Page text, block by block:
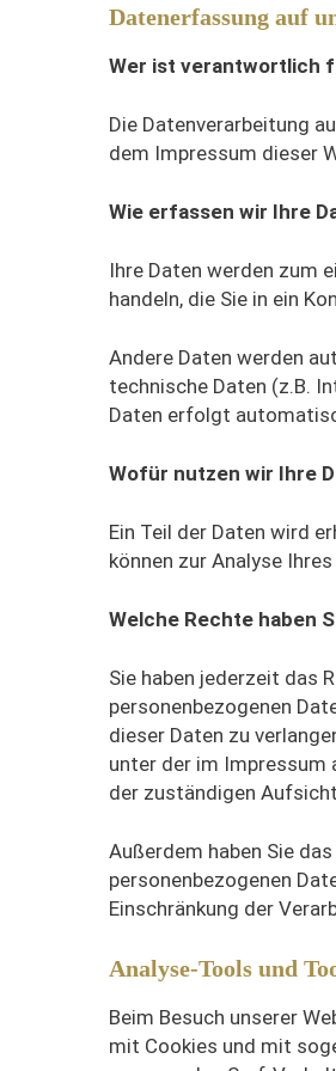
Datenerfassung auf
Wer ist verantwortlich
Die Datenverarbeitung
dem Impressum dieser
Wie erfassen wir Ihre
Ihre Daten werden zum
handeln, die Sie in ein
Andere Daten werden
technische Daten (z.B.
Daten erfolgt
Wofür nutzen wir Ihre
Ein Teil der Daten wird
können zur Analyse
Welche Rechte haben
Sie haben jederzeit das
personenbezogenen
dieser Daten zu
unter der im Impressum
der zuständigen
Außerdem haben Sie
personenbezogenen
Einschränkung der
Analyse-Tools und
Beim Besuch unserer
mit Cookies und mit